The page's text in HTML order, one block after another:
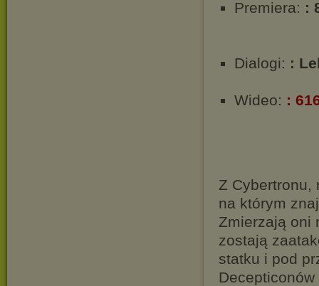
Premiera: :
Dialogi: :
Wideo: :
Z Cybertronu,
na którym
Zmierzają oni
zostają
statku i pod